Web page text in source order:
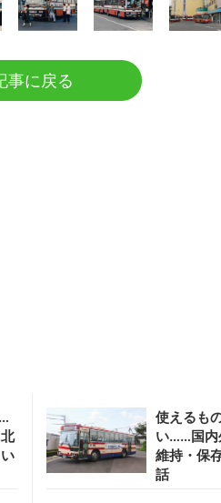
事に戻る
使えるも
い……国内
維持・保
話